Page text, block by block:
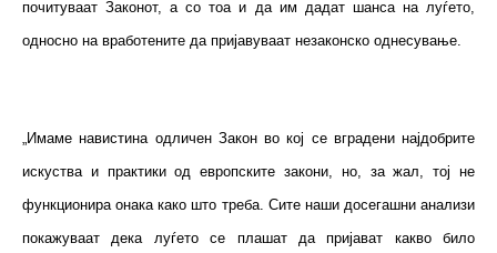
почитуваат Законот, а со тоа и да им дадат шанса на луѓето,
односно на вработените да пријавуваат незаконско однесување.
„Имаме навистина одличен Закон во кој се вградени најдобрите
искуства и практики од европските закони, но, за жал, тој не
функционира онака како што треба. Сите наши досегашни анализи
покажуваат дека луѓето се плашат да пријават какво било